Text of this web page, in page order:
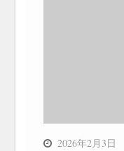
2026年2月3日